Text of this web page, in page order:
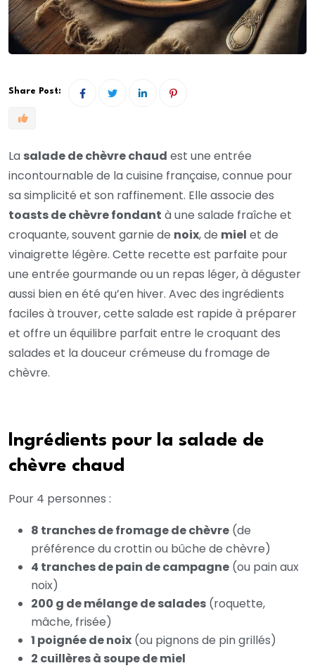
Share Post:
La salade de chèvre chaud est une entrée
incontournable de la cuisine française, connue pour
sa simplicité et son raffinement. Elle associe des
toasts de chèvre fondant à une salade fraîche et
croquante, souvent garnie de noix, de miel et de
vinaigrette légère. Cette recette est parfaite pour
une entrée gourmande ou un repas léger, à déguster
aussi bien en été qu’en hiver. Avec des ingrédients
faciles à trouver, cette salade est rapide à préparer
et offre un équilibre parfait entre le croquant des
salades et la douceur crémeuse du fromage de
chèvre.
Ingrédients pour la salade de
chèvre chaud
Pour 4 personnes :
8 tranches de fromage de chèvre (de
préférence du crottin ou bûche de chèvre)
4 tranches de pain de campagne (ou pain aux
noix)
200 g de mélange de salades (roquette,
mâche, frisée)
1 poignée de noix (ou pignons de pin grillés)
2 cuillères à soupe de miel